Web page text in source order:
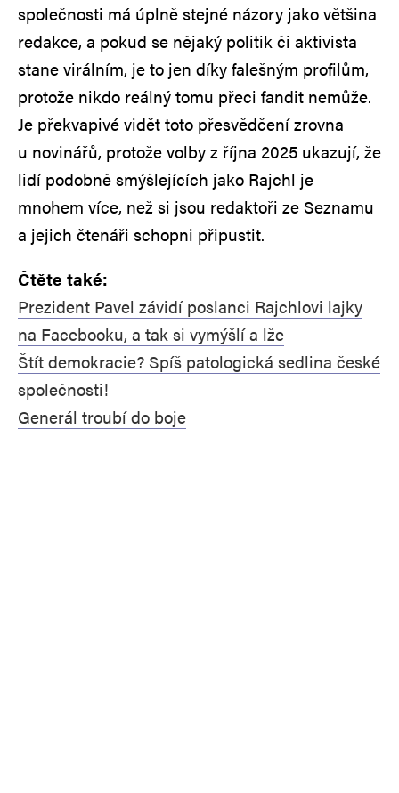
společnosti má úplně stejné názory jako většina
redakce, a pokud se nějaký politik či aktivista
stane virálním, je to jen díky falešným profilům,
protože nikdo reálný tomu přeci fandit nemůže.
Je překvapivé vidět toto přesvědčení zrovna
u novinářů, protože volby z října 2025 ukazují, že
lidí podobně smýšlejících jako Rajchl je
mnohem více, než si jsou redaktoři ze Seznamu
a jejich čtenáři schopni připustit.
Čtěte také:
Prezident Pavel závidí poslanci Rajchlovi lajky
na Facebooku, a tak si vymýšlí a lže
Štít demokracie? Spíš patologická sedlina české
společnosti!
Generál troubí do boje